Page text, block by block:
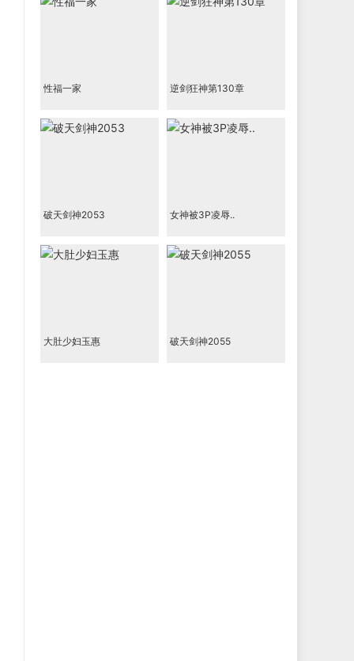
性福一家 逆剑狂神第130章
破天剑神2053 女神被3P凌辱..
大肚少妇玉惠 破天剑神2055